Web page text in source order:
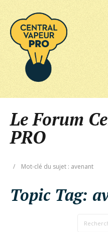
Le Forum
PRO
/ Mot-clé du sujet : avenant
Topic Tag: